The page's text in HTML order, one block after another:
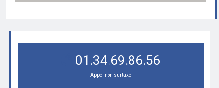
01.34.69.86.56
Appel non surtaxé